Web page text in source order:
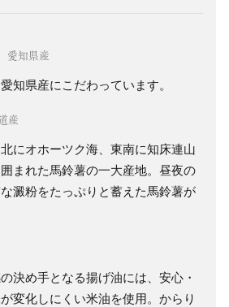
愛知県産
知県産にこだわっています。
産
にオホーツク海、東南に知床連山
まれた馬鈴薯の一大産地。昼夜の
澱粉をたっぷりと蓄えた馬鈴薯が
決め手となる揚げ油には、安心・
変化しにくい米油を使用。からり